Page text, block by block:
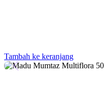
Tambah ke keranjang